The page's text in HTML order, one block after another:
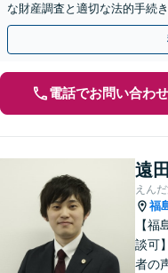
な財産調査と適切な法的手続
ーなど、業種を問わず幅広く
電話でお問い合わせ
遠
えん
福
【
談可
者の